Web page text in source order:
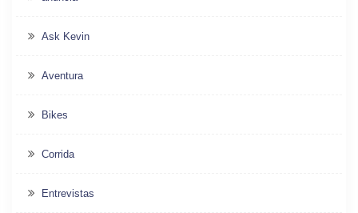
Ask Kevin
Aventura
Bikes
Corrida
Entrevistas